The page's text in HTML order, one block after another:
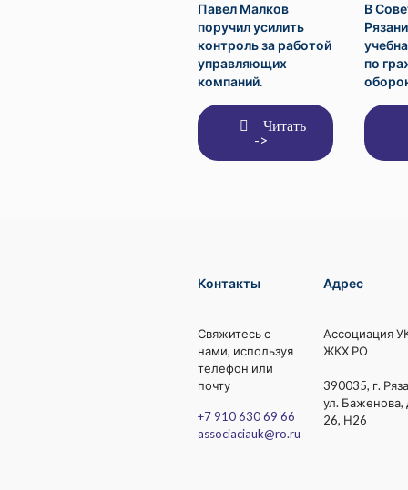
Павел Малков
поручил усилить
контроль за работой
управляющих
компаний.
Читать
->
В
по
Контакты
Свяжитесь с
нами, используя
телефон или
почту
+7 910 630 69 66
associaciauk@ro.ru
Адрес
Ассоциация
ЖКХ РО
390035, г.
ул. Баженова,
26, Н26